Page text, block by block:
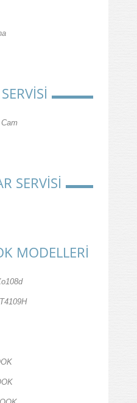
SERVİSİ
MODELLERİ